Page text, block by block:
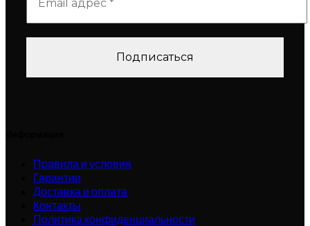
Правила и условия
Гарантии
Доставка и оплата
Контакты
Политика конфиденциальности